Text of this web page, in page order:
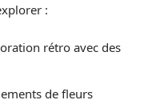
:
rétro avec des
de fleurs